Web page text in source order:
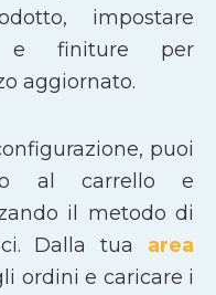
impostare
e finiture per
aggiornato.
puoi
al carrello e
il metodo di
Dalla tua area
ordini e caricare i